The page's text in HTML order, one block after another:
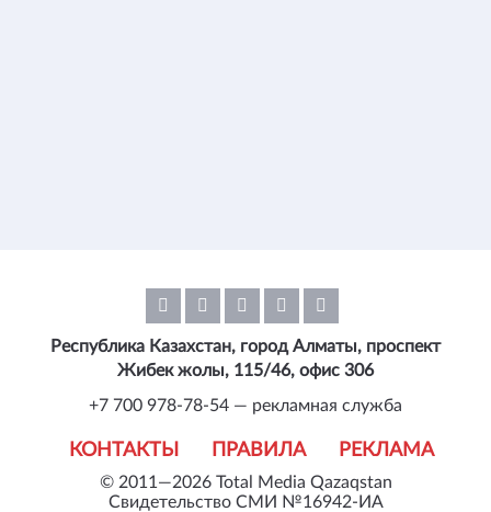
© 2011—2026 Total Media Qazaqstan
Свидетельство СМИ №16942-ИА
КОНТАКТЫ ПРАВИЛА РЕКЛАМА
Республика Казахстан, город Алматы, проспект
Жибек жолы, 115/46, офис 306
+7 700 978-78-54 — рекламная служба